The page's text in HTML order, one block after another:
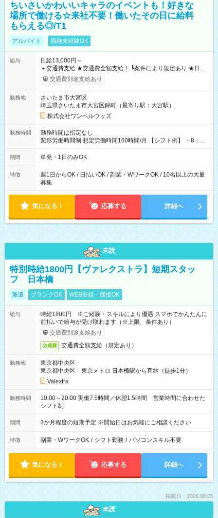
ちいさいかわいいキャラのイベントも！好きな
場所で働ける☆来社不要！働いたその日に給料
もらえる◎/T1
アルバイト 職種未経験OK
給与
日給13,000円～
＋交通費支給 ★交通費全額支給！ ┗案件により規定あり ★日払
いOK！（規定あり） ┗働いたその日に現金GET♪ お仕事後はコ
ンビニATMから 日払い分を引き落とせます！ 【試用期間】試
交通費別途支給あり
勤務地
さいたま市大宮区
埼玉県さいたま市大宮区錦町（最寄り駅：大宮駅）
株式会社ワンベルウッズ
勤務時間
勤務時間は指定なし
変形労働時間制 想定労働時間160時間/月 【シフト例】 ・8：00
～21：00
期間 単発・1日のみOK
特徴
週1日からOK / 日払いOK / 副業・WワークOK / 10名以上の大量
募集
気になる！ 応募する 詳細へ
未読
特別時給1800円【ヴァレクストラ】短期スタッ
フ 日本橋
派遣 ブランクOK WEB登録・面接OK
給与
時給1800円 ※ご経験・スキルにより優遇 スマホでかんたんに
前払いで給与が受け取れます（※上限、条件あり）
交通費別途支給あり
交通費 交通費全額支給（規定あり）
勤務地
東京都中央区
東京都中央区 東京メトロ 日本橋駅から直結（徒歩1分）
Valextra
勤務時間
10:00～20:00 実働7.5時間／休憩1.5時間 営業時間に合わせた
シフト制
期間 3か月程度の短期予定 ※開始日はお気軽にご相談ください
特徴 副業・WワークOK / シフト勤務 / パソコンスキル不要
気になる！ 応募する 詳細へ
掲載日：2026.08.05
未読